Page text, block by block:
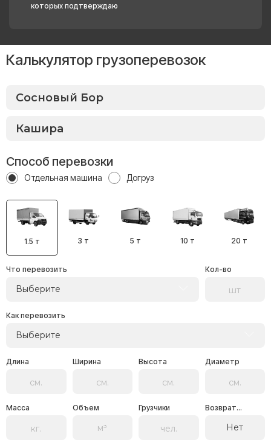
которых подтверждаю
Калькулятор грузоперевозок
Способ перевозки
Отдельная машина Догруз
1.5 т 3 т 5 т 10 т 20 т
Что перевозить
Выберите
Кол-во
Как перевозить
Выберите
Длина Ширина Высота Диаметр
Масса Объем Грузчики Возврат...
Нет